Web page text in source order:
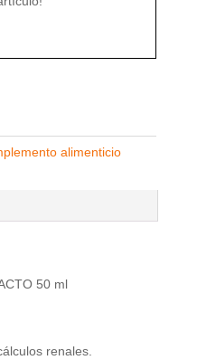
alimenticio
50 ml
renales.